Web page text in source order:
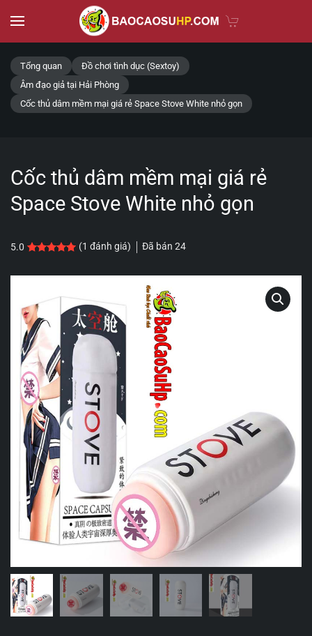
Skip to main content
Tổng quan
Đồ chơi tình dục (Sextoy)
Âm đạo giả tại Hải Phòng
Cốc thủ dâm mềm mại giá rẻ Space Stove White nhỏ gọn
Cốc thủ dâm mềm mại giá rẻ
Space Stove White nhỏ gọn
5.0 5.0 trên 5 dựa trên
1 đánh giá
(1 đánh giá) Đã bán 24